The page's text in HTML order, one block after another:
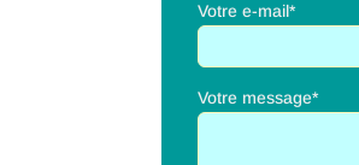
Votre e-mail*
Votre message*